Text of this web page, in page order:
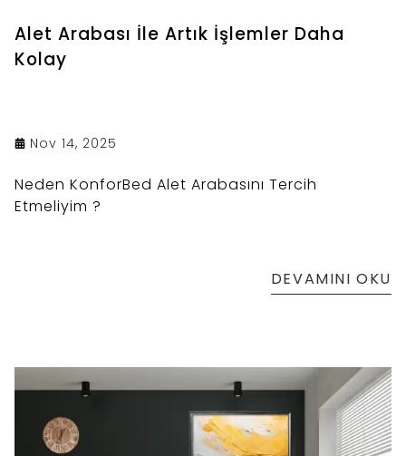
Alet Arabası İle Artık İşlemler Daha
Kolay
Nov 14, 2025
Neden KonforBed Alet Arabasını Tercih
Etmeliyim ?
DEVAMINI OKU